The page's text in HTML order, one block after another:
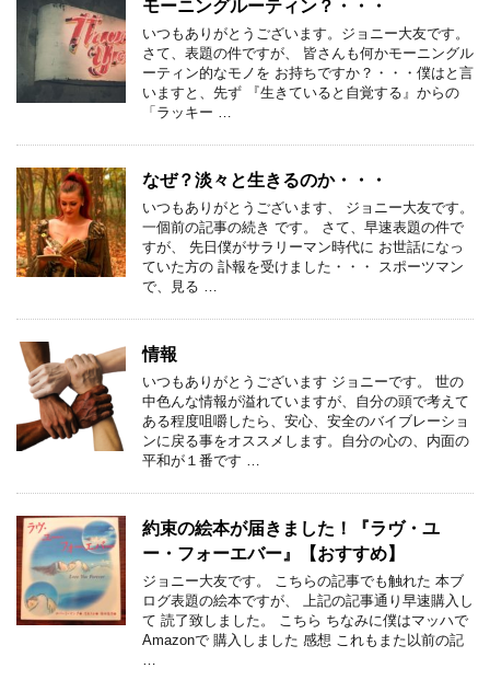
モーニングルーティン？・・・
いつもありがとうございます。ジョニー大友です。
さて、表題の件ですが、 皆さんも何かモーニングル
ーティン的なモノを お持ちですか？・・・僕はと言
いますと、先ず 『生きていると自覚する』からの
「ラッキー …
なぜ？淡々と生きるのか・・・
いつもありがとうございます、 ジョニー大友です。
一個前の記事の続き です。 さて、早速表題の件で
すが、 先日僕がサラリーマン時代に お世話になっ
ていた方の 訃報を受けました・・・ スポーツマン
で、見る …
情報
いつもありがとうございます ジョニーです。 世の
中色んな情報が溢れていますが、自分の頭で考えて
ある程度咀嚼したら、安心、安全のバイブレーショ
ンに戻る事をオススメします。自分の心の、内面の
平和が１番です …
約束の絵本が届きました！『ラヴ・ユ
ー・フォーエバー』【おすすめ】
ジョニー大友です。 こちらの記事でも触れた 本ブ
ログ表題の絵本ですが、 上記の記事通り早速購入し
て 読了致しました。 こちら ちなみに僕はマッハで
Amazonで 購入しました 感想 これもまた以前の記
…